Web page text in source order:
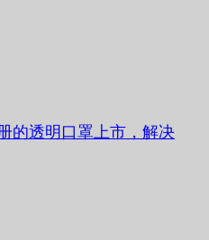
的透明口罩上市，解决